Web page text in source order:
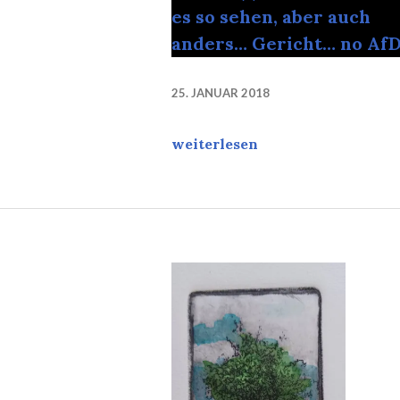
25. JANUAR 2018
Recht(s)staat: Man kann es so
weiterlesen